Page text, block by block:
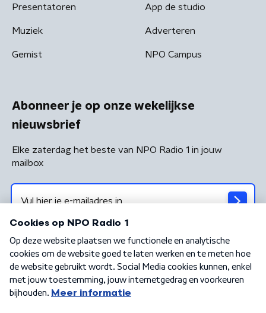
Presentatoren
Muziek
Gemist
App de studio
Adverteren
NPO Campus
Abonneer je op onze wekelijkse
nieuwsbrief
Elke zaterdag het beste van NPO Radio 1 in jouw
mailbox
Algemene voorwaarden